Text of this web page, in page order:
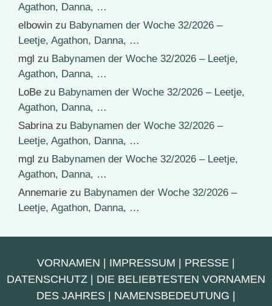
Agathon, Danna, …
elbowin zu Babynamen der Woche 32/2026 –
Leetje, Agathon, Danna, …
mgl zu Babynamen der Woche 32/2026 – Leetje,
Agathon, Danna, …
LoBe zu Babynamen der Woche 32/2026 – Leetje,
Agathon, Danna, …
Sabrina zu Babynamen der Woche 32/2026 –
Leetje, Agathon, Danna, …
mgl zu Babynamen der Woche 32/2026 – Leetje,
Agathon, Danna, …
Annemarie zu Babynamen der Woche 32/2026 –
Leetje, Agathon, Danna, …
VORNAMEN | IMPRESSUM | PRESSE |
DATENSCHUTZ | DIE BELIEBTESTEN VORNAMEN
DES JAHRES | NAMENSBEDEUTUNG |